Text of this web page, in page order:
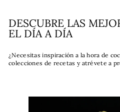
DESCUBRE LAS
EL DÍA A DÍA
¿Necesitas inspiración a la hora de
colecciones de recetas y atrévete a